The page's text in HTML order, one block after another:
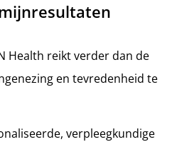
Health reikt verder dan de
en tevredenheid te
verpleegkundige